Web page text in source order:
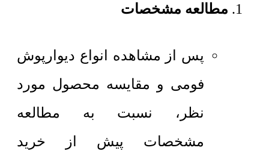
مطالعه مشخصات
پس از مشاهده انواع دیوارپوش
فومی و مقایسه محصول مورد
نظر، نسبت به مطالعه
مشخصات پیش از خرید